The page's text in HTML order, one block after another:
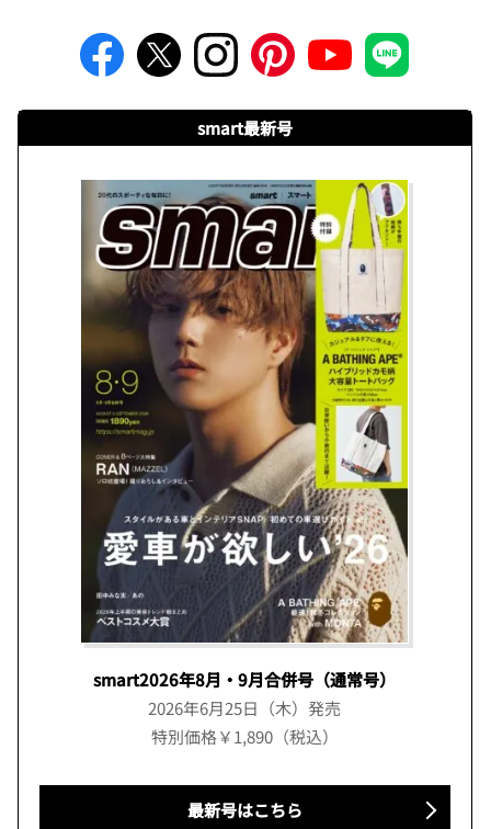
smart最新号
smart2026年8月・9月合併号（通常号）
2026年6月25日（木）発売
特別価格￥1,890（税込）
最新号はこちら